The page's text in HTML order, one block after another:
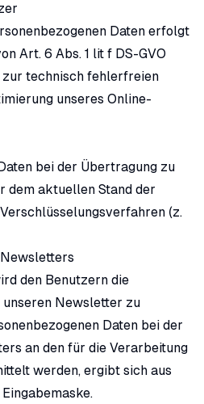
Daten erfolgt
Art. 6 Abs. 1 lit f DS-GVO
technisch fehlerfreien
unseres Online-
bei der Übertragung zu
dem aktuellen Stand der
(z.
den Benutzern die
Newsletter zu
Daten bei der
an den für die Verarbeitung
werden, ergibt sich aus